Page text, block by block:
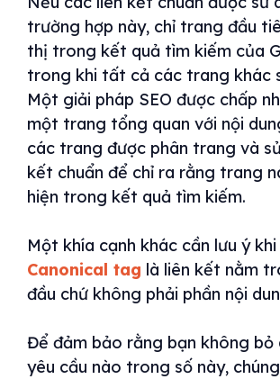
trường hợp này, chỉ trang đầu
thị trong kết quả tìm kiếm của
trong khi tất cả các trang khác
Một giải pháp SEO được chấp
một trang tổng quan với nội
các trang được phân trang và
kết chuẩn để chỉ ra rằng trang
hiện trong kết quả tìm kiếm.
Một khía cạnh khác cần lưu ý
Canonical tag là liên kết nằm
đầu chứ không phải phần nội
Để đảm bảo rằng bạn không bỏ
yêu cầu nào trong số này,